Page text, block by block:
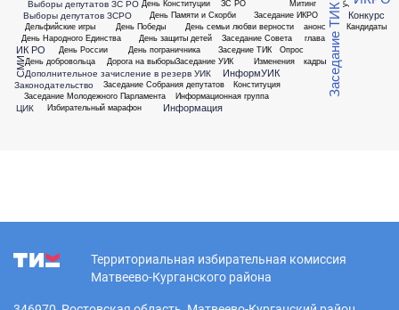
Выборы депутатов ЗС РО
Выборы депутатов ЗСРО
Дельфийские игры
День Конституции
День Народного Единства
День Памяти и Скорби
День Победы
День России
День добровольца
День защиты детей
День пограничника
День семьи любви верности
Дополнительное зачисление в резерв УИК
Дорога на выборы
ЗС РО
Законодательство
Заседание ИКРО
Заседание Молодежного Парламента
Заседание Собрания депутатов
Заседание Совета Заседание ТИК
Заседание УИК
Заседние ТИК
ИК РО
Избирательный марафон
Изменения
ИнформУИК
Информационная группа
Информация
Кандидаты
Конкурс
Конституция
Митинг
Опрос
СМИ
ЦИК
анонс
глава
кадры
Территориальная избирательная комиссия
Матвеево-Курганского района